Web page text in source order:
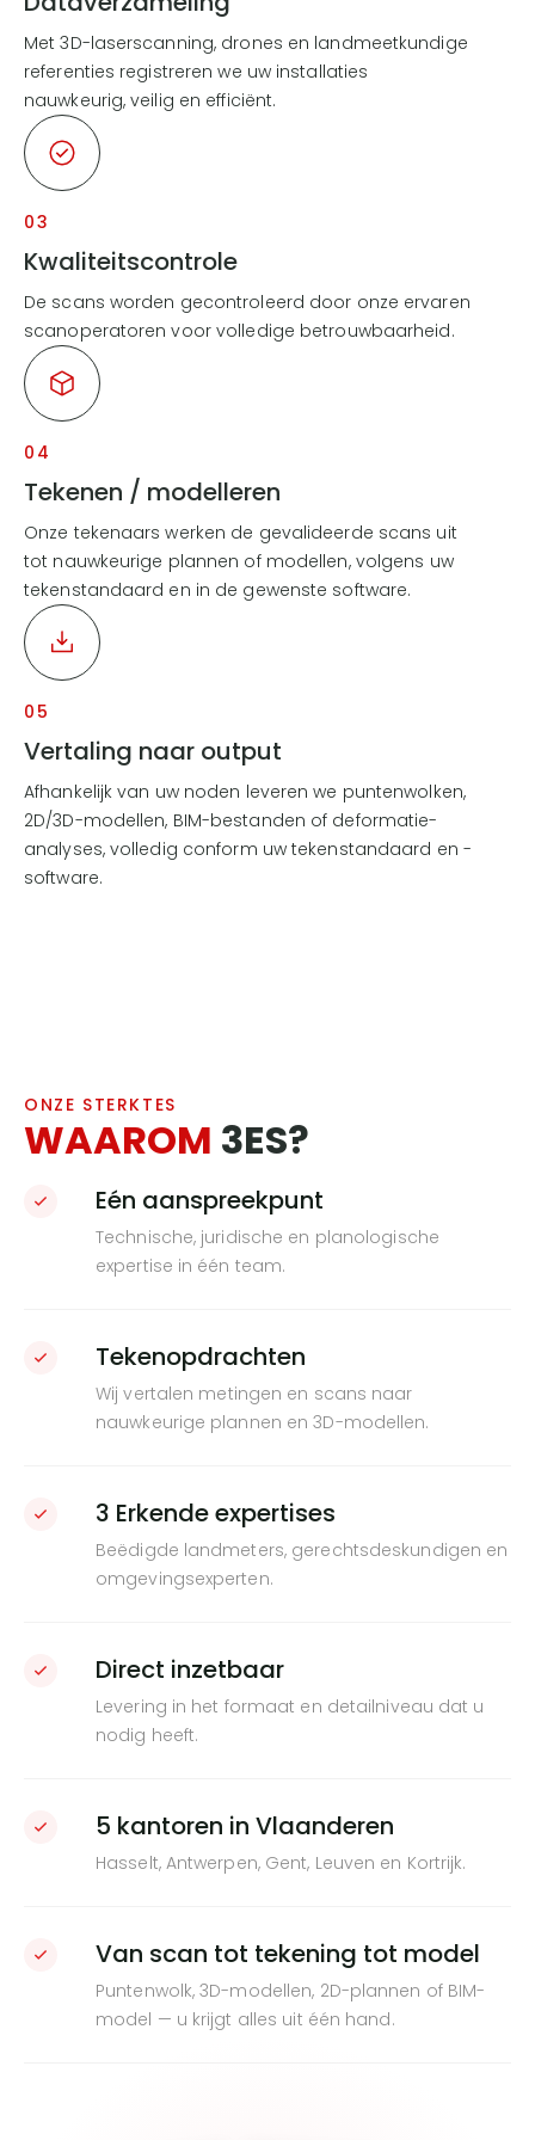
Met 3D-laserscanning, drones en landmeetkundige
referenties registreren we uw installaties
nauwkeurig, veilig en efficiënt.
03
Kwaliteitscontrole
De scans worden gecontroleerd door onze ervaren
scanoperatoren voor volledige betrouwbaarheid.
04
Tekenen / modelleren
Onze tekenaars werken de gevalideerde scans uit
tot nauwkeurige plannen of modellen, volgens uw
tekenstandaard en in de gewenste software.
05
Vertaling naar output
Afhankelijk van uw noden leveren we puntenwolken,
2D/3D-modellen, BIM-bestanden of deformatie-
analyses, volledig conform uw tekenstandaard en -
software.
ONZE STERKTES
WAAROM 3ES?
Eén aanspreekpunt
Technische, juridische en planologische
expertise in één team.
Tekenopdrachten
Wij vertalen metingen en scans naar
nauwkeurige plannen en 3D-modellen.
3 Erkende expertises
Beëdigde landmeters, gerechtsdeskundigen en
omgevingsexperten.
Direct inzetbaar
Levering in het formaat en detailniveau dat u
nodig heeft.
5 kantoren in Vlaanderen
Hasselt, Antwerpen, Gent, Leuven en Kortrijk.
Van scan tot tekening tot model
Puntenwolk, 3D-modellen, 2D-plannen of BIM-
model — u krijgt alles uit één hand.